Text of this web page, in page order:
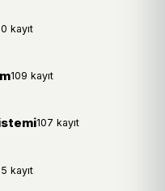
kayıt
109 kayıt
107 kayıt
kayıt